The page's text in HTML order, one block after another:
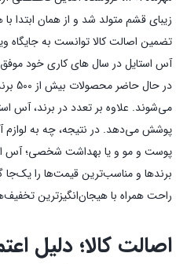
زیبای قشم متولد شد و از همان ابتدا
تضمین اصالت کالا توانست به جایگاه
آس استایل در سال های کاری خود
در
می‌شوند. علاوه بر تعدد در برند، آس
پوشش می‌دهد. در نتیجه، چه به لوازم
پوست و مو و یا بهداشت شخصی؛ آس
برندها و مناسب‌ترین قیمت‌ها را یک‌جا
راحت همراه با هیجان‌انگیز‌ترین
اصالت کالا؛ دلیل